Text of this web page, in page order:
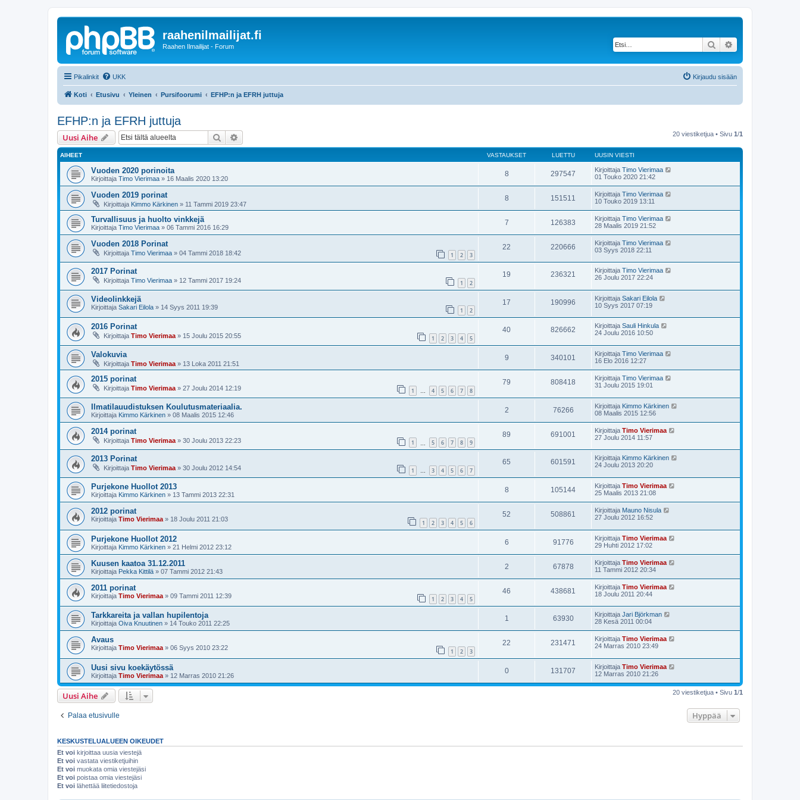
raahenilmailijat.fi
Raahen Ilmailijat - Forum Etsi
Pikalinkit UKK Kirjaudu sisään
Koti Etusivu Yleinen Pursifoorumi EFHP:n ja EFRH juttuja
EFHP:n ja EFRH juttuja
Uusi Aihe Etsi 20 viestiketjua • Sivu 1/1
AIHEET VASTAUKSET LUETTU UUSIN VIESTI
Vuoden 2020 porinoita
Kirjoittaja Timo Vierimaa » 16 Maalis 2020 13:20
8 297547 Kirjoittaja Timo Vierimaa
01 Touko 2020 21:42
Vuoden 2019 porinat
Kirjoittaja Kimmo Kärkinen » 11 Tammi 2019 23:47
8 151511 Kirjoittaja Timo Vierimaa
10 Touko 2019 13:11
Turvallisuus ja huolto vinkkejä
Kirjoittaja Timo Vierimaa » 06 Tammi 2016 16:29
7 126383 Kirjoittaja Timo Vierimaa
28 Maalis 2019 21:52
Vuoden 2018 Porinat
Kirjoittaja Timo Vierimaa » 04 Tammi 2018 18:42 1 2 3
22 220666 Kirjoittaja Timo Vierimaa
03 Syys 2018 22:11
2017 Porinat
Kirjoittaja Timo Vierimaa » 12 Tammi 2017 19:24 1 2
19 236321 Kirjoittaja Timo Vierimaa
26 Joulu 2017 22:24
Videolinkkejä
Kirjoittaja Sakari Eilola » 14 Syys 2011 19:39 1 2
17 190996 Kirjoittaja Sakari Eilola
10 Syys 2017 07:19
2016 Porinat
Kirjoittaja Timo Vierimaa» 15 Joulu 2015 20:55 1 2 3 4 5
40 826662 Kirjoittaja Sauli Hinkula
24 Joulu 2016 10:50
Valokuvia
Kirjoittaja Timo Vierimaa » 13 Loka 2011 21:51
9 340101 Kirjoittaja Timo Vierimaa
16 Elo 2016 12:27
2015 porinat
Kirjoittaja Timo Vierimaa » 27 Joulu 2014 12:19 1 … 4 5 6 7 8
79 808418 Kirjoittaja Timo Vierimaa
31 Joulu 2015 19:01
Ilmatilauudistuksen Koulutusmateriaalia.
Kirjoittaja Kimmo Kärkinen » 08 Maalis 2015 12:46
2 76266 Kirjoittaja Kimmo Kärkinen
08 Maalis 2015 12:56
2014 porinat
Kirjoittaja Timo Vierimaa » 30 Joulu 2013 22:23 1 5 6 7 8 9
89 691001 Kirjoittaja Timo Vierimaa
27 Joulu 2014 11:57
2013 Porinat
Kirjoittaja Timo Vierimaa » 30 Joulu 2012 14:54 1 … 3 4 5 6 7
65 601591 Kirjoittaja Kimmo Kärkinen
24 Joulu 2013 20:20
Purjekone Huollot 2013
Kirjoittaja Kimmo Kärkinen » 13 Tammi 2013 22:31
8 105144 Kirjoittaja Timo Vierimaa
25 Maalis 2013 21:08
2012 porinat
Kirjoittaja Timo Vierimaa » 18 Joulu 2011 21:03 1 2 3 4 5 6
52 508861 Kirjoittaja Mauno Nisula
27 Joulu 2012 16:52
Purjekone Huollot 2012
Kirjoittaja Kimmo Kärkinen » 21 Helmi 2012 23:12
6 91776 Kirjoittaja Timo Vierimaa
29 Huhti 2012 17:02
Kuusen kaatoa 31.12.2011
Kirjoittaja Pekka Kittilä » 07 Tammi 2012 21:43
2 67878 Kirjoittaja Timo Vierimaa
11 Tammi 2012 20:34
2011 porinat
Kirjoittaja Timo Vierimaa » 09 Tammi 2011 12:39 1 2 3 4 5
46 438681 Kirjoittaja Timo Vierimaa
18 Joulu 2011 20:44
Tarkkareita ja vallan hupilentoja
Kirjoittaja Oiva Knuutinen » 14 Touko 2011 22:25
1 63930 Kirjoittaja Jari Björkman
28 Kesä 2011 00:04
Avaus
Kirjoittaja Timo Vierimaa » 06 Syys 2010 23:22 1 2 3
22 231471 Kirjoittaja Timo Vierimaa
24 Marras 2010 23:49
Uusi sivu koekäytössä
Kirjoittaja Timo Vierimaa » 12 Marras 2010 21:26
0 131707 Kirjoittaja Timo Vierimaa
12 Marras 2010 21:26
Uusi Aihe 20 viestiketjua • Sivu 1/1
Palaa etusivulle Hyppää
KESKUSTELUALUEEN OIKEUDET
Et voi kirjoittaa uusia viestejä
Et voi vastata viestiketjuihin
Et voi muokata omia viestejäsi
Et voi poistaa omia viestejäsi
Et voi lähettää liitetiedostoja